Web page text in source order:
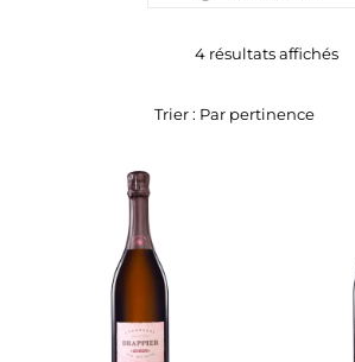
4 résultats affichés